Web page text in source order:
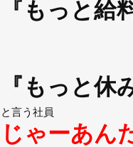
『もっと給
『もっと休
と言う社員
じゃーあん